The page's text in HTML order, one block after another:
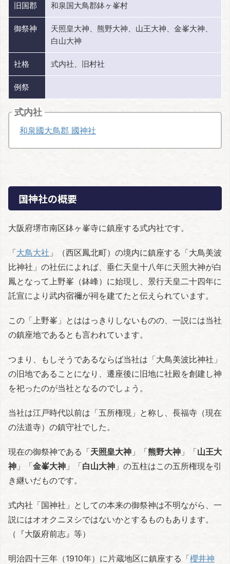
旧国郡 和泉国大鳥郡鉢ヶ峯村
御祭神
天照皇大神、熊野大神、山王大神、金峯大神、
白山大神
社格 式内社、旧村社
例祭
式内社
和泉國大鳥郡 國神社
国神社の概要
大阪府堺市南区鉢ヶ峯寺に鎮座する式内社です。
「大鳥大社 」（西区鳳北町）の境内に鎮座する「大鳥美波
比神社」の社伝によれば、垂仁天皇十八年に天照大神が白
鳳となって上野峯（鉢峰）に始現し、景行天皇二十四年に
託宣により武内宿禰が祠を建てたと伝えられています。
この「上野峯」とははっきりしないものの、一説には当社
の鎮座地であるとも言われています。
つまり、もしそうであるならば当社は「大鳥美波比神社」
の旧地であることになり、遷座後に旧地に社殿を創建し神
を祀ったのが当社となるのでしょう。
当社は江戸時代以前は「五所権現」と称し、長福寺（現在
の法道寺）の鎮守社でした。
現在の御祭神である「天照皇大神 」「熊野大神 」「山王大
神 」「金峯大神 」「白山大神 」の五柱はこの五所権現を引
き継いだものです。
式内社「国神社」としての本来の御祭神は不明ながら、一
説にはオオクニヌシではないかとするものもあります。
（『大阪府前志』等）
明治四十三年（1910年）に片蔵地区に鎮座する「櫻井神